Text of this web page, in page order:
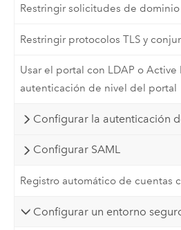
Restringir solicitudes de
Restringir protocolos TLS y
Usar el portal con LDAP o Active
autenticación de nivel del portal
Configurar la autenticación
Configurar SAML
Registro automático de cuentas
Configurar un entorno